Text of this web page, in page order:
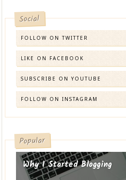
Social
FOLLOW ON TWITTER
LIKE ON FACEBOOK
SUBSCRIBE ON YOUTUBE
FOLLOW ON INSTAGRAM
Popular
Why I Started Blogging